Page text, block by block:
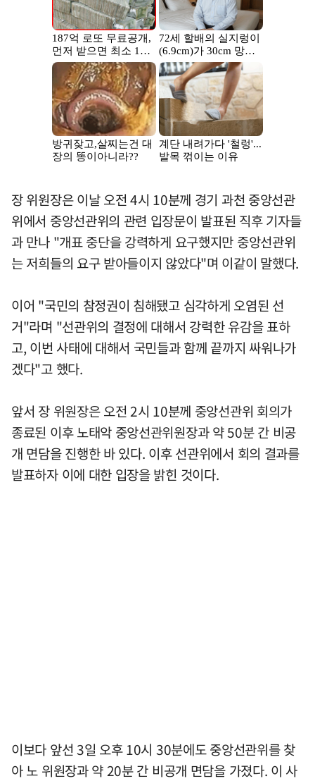
장 위원장은 이날 오전 4시 10분께 경기 과천 중앙선관
위에서 중앙선관위의 관련 입장문이 발표된 직후 기자들
과 만나 "개표 중단을 강력하게 요구했지만 중앙선관위
는 저희들의 요구 받아들이지 않았다"며 이같이 말했다.
이어 "국민의 참정권이 침해됐고 심각하게 오염된 선
거"라며 "선관위의 결정에 대해서 강력한 유감을 표하
고, 이번 사태에 대해서 국민들과 함께 끝까지 싸워나가
겠다"고 했다.
앞서 장 위원장은 오전 2시 10분께 중앙선관위 회의가
종료된 이후 노태악 중앙선관위원장과 약 50분 간 비공
개 면담을 진행한 바 있다. 이후 선관위에서 회의 결과를
발표하자 이에 대한 입장을 밝힌 것이다.
이보다 앞선 3일 오후 10시 30분에도 중앙선관위를 찾
아 노 위원장과 약 20분 간 비공개 면담을 가졌다. 이 사